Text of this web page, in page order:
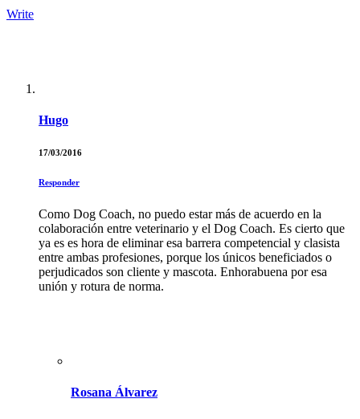
Write
Hugo
17/03/2016
Responder
Como Dog Coach, no puedo estar más de acuerdo en la
colaboración entre veterinario y el Dog Coach. Es cierto que
ya es es hora de eliminar esa barrera competencial y clasista
entre ambas profesiones, porque los únicos beneficiados o
perjudicados son cliente y mascota. Enhorabuena por esa
unión y rotura de norma.
Rosana Álvarez